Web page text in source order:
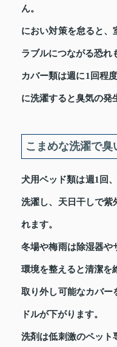
ん。
におい対策を怠ると、
ラブルにつながる恐れ
カバー類は週に1回程
に洗濯すると臭気の発
こまめな洗濯で臭
犬用ベッド類は週1回
洗濯し、天日干しで紫
れます。
冬場や梅雨は除湿器や
環境を整えると清潔を
取り外し可能なカバー
ドルが下がります。
洗剤は低刺激のペット